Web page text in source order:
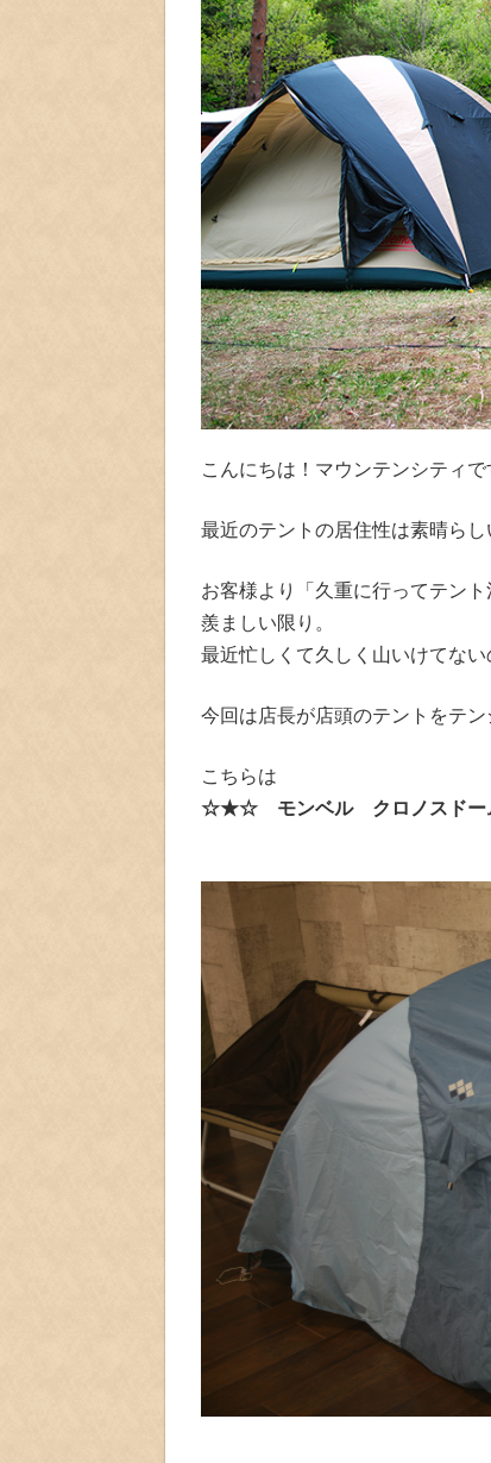
こんにちは！マウンテンシティで
最近のテントの居住性は素晴らし
お客様より「久重に行ってテン
羨ましい限り。
最近忙しくて久しく山いけてな
今回は店長が店頭のテントをテ
こちらは
☆★☆ モンベル クロノス